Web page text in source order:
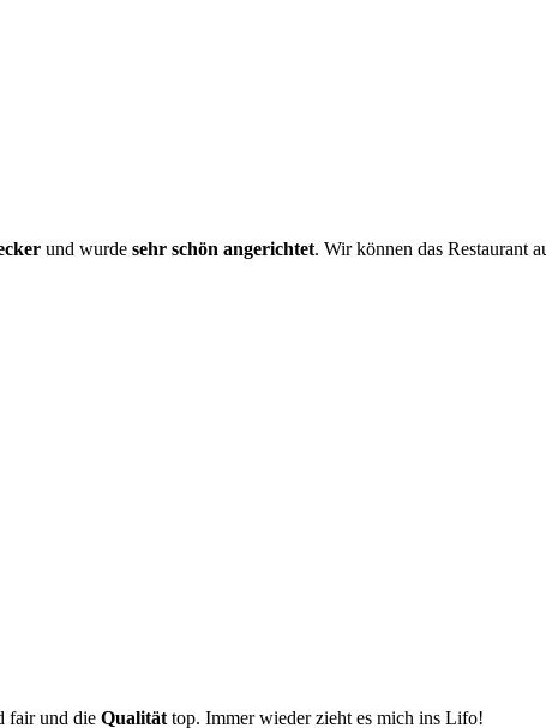
und wurde sehr schön angerichtet. Wir können das Restaurant
fair und die Qualität top. Immer wieder zieht es mich ins Lifo!